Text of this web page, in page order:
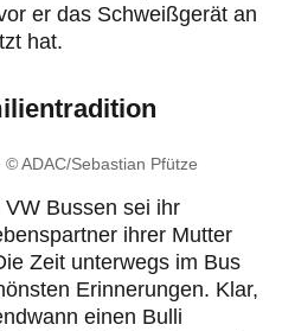
er das Schweißgerät an
hat.
© ADAC/Sebastian Pfütze
Bussen sei ihr
ihrer Mutter
Zeit unterwegs im Bus
Erinnerungen. Klar,
einen Bulli